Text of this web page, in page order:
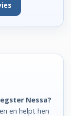
Nessa?
en helpt hen